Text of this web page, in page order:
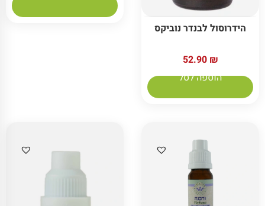
הידרוסול לבנדר נוביקס
52.90 ₪
הוספה לסל